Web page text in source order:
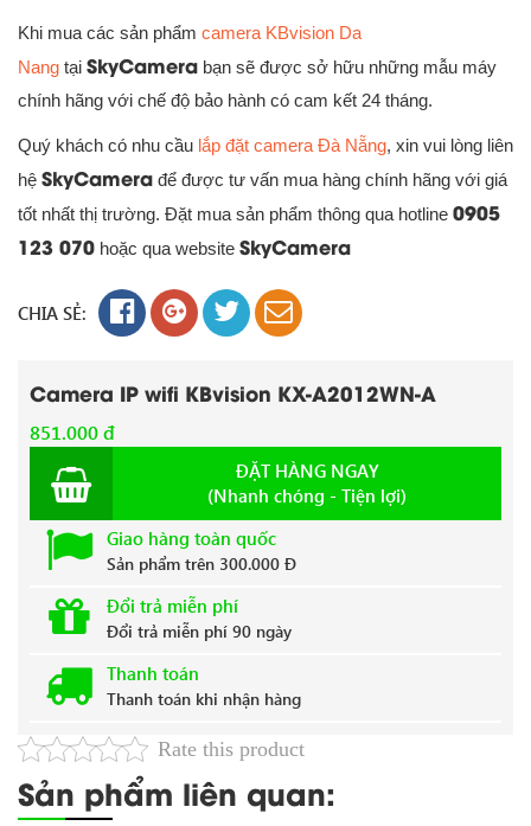
Khi mua các sản phẩm camera KBvision Da
Nang tại SkyCamera bạn sẽ được sở hữu những mẫu máy
chính hãng với chế độ bảo hành có cam kết 24 tháng.
Quý khách có nhu cầu lắp đặt camera Đà Nẵng, xin vui lòng liên
hệ SkyCamera để được tư vấn mua hàng chính hãng với giá
tốt nhất thị trường. Đặt mua sản phẩm thông qua hotline 0905
123 070 hoặc qua website SkyCamera
CHIA SẺ:
Camera IP wifi KBvision KX-A2012WN-A
851.000 đ
ĐẶT HÀNG NGAY
(Nhanh chóng - Tiện lợi)
Giao hàng toàn quốc
Sản phẩm trên 300.000 Đ
Đổi trả miễn phí
Đổi trả miễn phí 90 ngày
Thanh toán
Thanh toán khi nhận hàng
Rate this product
Sản phẩm liên quan: